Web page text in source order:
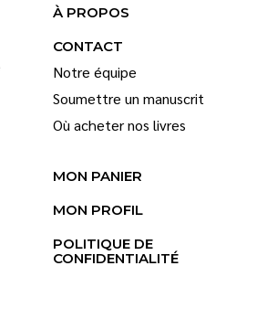
À PROPOS
CONTACT
Notre équipe
Soumettre un manuscrit
Où acheter nos livres
MON PANIER
MON PROFIL
POLITIQUE DE
CONFIDENTIALITÉ